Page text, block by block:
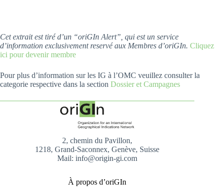
Cet extrait est tiré d’un “oriGIn Alert”, qui est un service
d’information exclusivement reservé aux Membres d’oriGIn. Cliquez
ici pour devenir membre
Pour plus d’information sur les IG à l’OMC veuillez consulter la
categorie respective dans la section Dossier et Campagnes
2, chemin du Pavillon,
1218, Grand-Saconnex, Genève, Suisse
Mail: info@origin-gi.com
À propos d’oriGIn